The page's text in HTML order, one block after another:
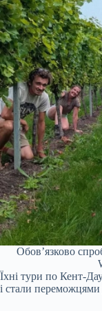
Обов’язково
Їхні тури по Кент-
і стали переможцями